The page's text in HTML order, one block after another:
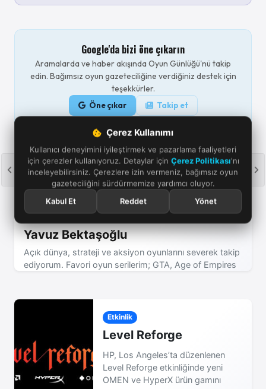
Çerez Kullanımı
Kullanıcı deneyimini iyileştirmek ve pazarlama faaliyetleri
için çerezler kullanıyoruz. Detaylar için Çerez Politikası'nı
inceleyebilirsiniz. Çerezlere izin vermeniz, bağımsız oyun
gazeteciliğini sürdürmemize yardımcı oluyor.
Kabul Et
Reddet Yönet
Google'da bizi öne çıkarın
Aramalarda ve haber akışında Oyun Günlüğü'nü takip
edin. Bağımsız oyun gazeteciliğine verdiğiniz destek için
teşekkürler.
Öne çıkar Takip et
Yavuz Bektaşoğlu
Açık dünya, strateji ve aksiyon oyunlarını severek takip
ediyorum. Favori oyun serilerim; GTA, Age of Empires
Etkinlik
Level Reforge
HP, Los Angeles’ta düzenlenen
Level Reforge etkinliğinde yeni
OMEN ve HyperX ürün gamını